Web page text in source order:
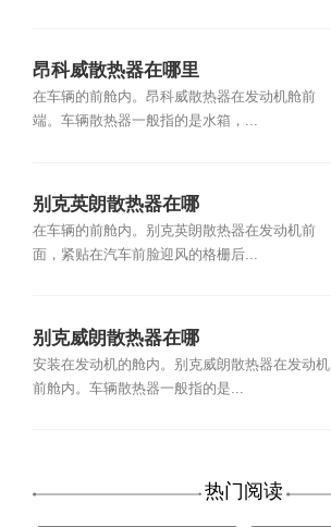
昂科威散热器在哪里
在车辆的前舱内。昂科威散热器在发动机舱前
端。车辆散热器一般指的是水箱，...
别克英朗散热器在哪
在车辆的前舱内。别克英朗散热器在发动机前
面，紧贴在汽车前脸迎风的格栅后...
别克威朗散热器在哪
安装在发动机的舱内。别克威朗散热器在发动机
前舱内。车辆散热器一般指的是...
热门阅读